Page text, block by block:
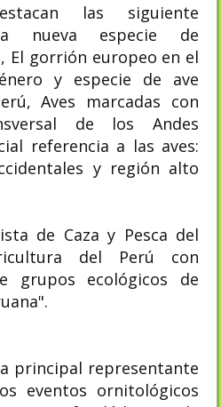
las siguiente
nueva especie de
El gorrión europeo en el
y especie de ave
Aves marcadas con
de los Andes
referencia a las aves:
y región alto
de Caza y Pesca del
del Perú con
grupos ecológicos de
principal representante
eventos ornitológicos